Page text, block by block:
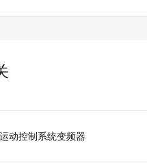
运动控制系统变频器